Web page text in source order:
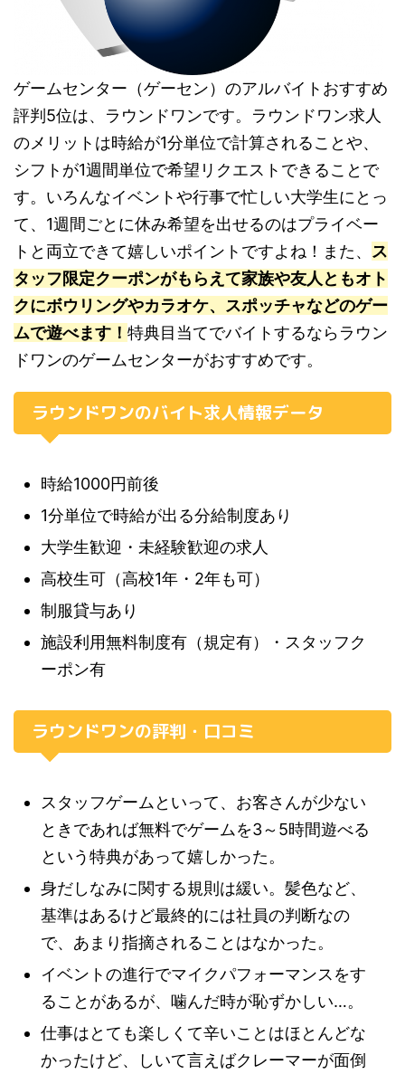
ゲームセンター（ゲーセン）のアルバイトおすすめ
評判5位は、ラウンドワンです。ラウンドワン求人
のメリットは時給が1分単位で計算されることや、
シフトが1週間単位で希望リクエストできることで
す。いろんなイベントや行事で忙しい大学生にとっ
て、1週間ごとに休み希望を出せるのはプライベー
トと両立できて嬉しいポイントですよね！また、 ス
タッフ限定クーポンがもらえて家族や友人ともオト
クにボウリングやカラオケ、スポッチャなどのゲー
ムで遊べます！ 特典目当てでバイトするならラウン
ドワンのゲームセンターがおすすめです。
ラウンドワンのバイト求人情報データ
時給1000円前後
1分単位で時給が出る分給制度あり
大学生歓迎・未経験歓迎の求人
高校生可（高校1年・2年も可）
制服貸与あり
施設利用無料制度有（規定有）・スタッフク
ーポン有
ラウンドワンの評判・口コミ
スタッフゲームといって、お客さんが少ない
ときであれば無料でゲームを3～5時間遊べる
という特典があって嬉しかった。
身だしなみに関する規則は緩い。髪色など、
基準はあるけど最終的には社員の判断なの
で、あまり指摘されることはなかった。
イベントの進行でマイクパフォーマンスをす
ることがあるが、噛んだ時が恥ずかしい…。
仕事はとても楽しくて辛いことはほとんどな
かったけど、しいて言えばクレーマーが面倒